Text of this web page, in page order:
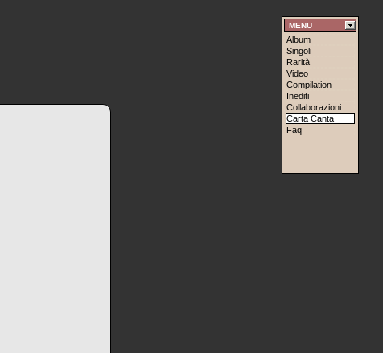
MENU
Album
Singoli
Rarità
Video
Compilation
Inediti
Collaborazioni
Carta Canta
Faq